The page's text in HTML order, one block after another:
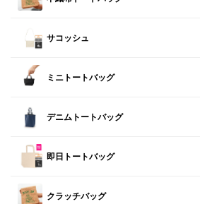
サコッシュ
ミニトートバッグ
デニムトートバッグ
即日トートバッグ
クラッチバッグ